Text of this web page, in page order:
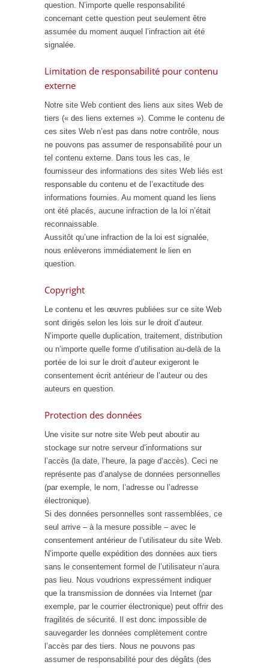
question. N’importe quelle responsabilité
concernant cette question peut seulement être
assumée du moment auquel l’infraction ait été
signalée.
Limitation de responsabilité pour contenu
externe
Notre site Web contient des liens aux sites Web de
tiers (« des liens externes »). Comme le contenu de
ces sites Web n’est pas dans notre contrôle, nous
ne pouvons pas assumer de responsabilité pour un
tel contenu externe. Dans tous les cas, le
fournisseur des informations des sites Web liés est
responsable du contenu et de l’exactitude des
informations fournies. Au moment quand les liens
ont été placés, aucune infraction de la loi n’était
reconnaissable.
Aussitôt qu’une infraction de la loi est signalée,
nous enlèverons immédiatement le lien en
question.
Copyright
Le contenu et les œuvres publiées sur ce site Web
sont dirigés selon les lois sur le droit d’auteur.
N’importe quelle duplication, traitement, distribution
ou n’importe quelle forme d’utilisation au-delà de la
portée de loi sur le droit d’auteur exigeront le
consentement écrit antérieur de l’auteur ou des
auteurs en question.
Protection des données
Une visite sur notre site Web peut aboutir au
stockage sur notre serveur d’informations sur
l’accès (la date, l‘heure, la page d‘accès). Ceci ne
représente pas d’analyse de données personnelles
(par exemple, le nom, l’adresse ou l’adresse
électronique).
Si des données personnelles sont rassemblées, ce
seul arrive – à la mesure possible – avec le
consentement antérieur de l’utilisateur du site Web.
N’importe quelle expédition des données aux tiers
sans le consentement formel de l’utilisateur n’aura
pas lieu. Nous voudrions expressément indiquer
que la transmission de données via Internet (par
exemple, par le courrier électronique) peut offrir des
fragilités de sécurité. Il est donc impossible de
sauvegarder les données complètement contre
l’accès par des tiers. Nous ne pouvons pas
assumer de responsabilité pour des dégâts (des